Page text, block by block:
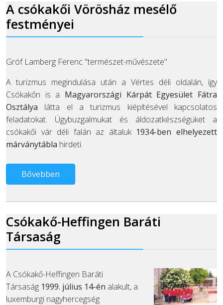
A csókakői Vörösház mesélő
festményei
Gróf Lamberg Ferenc "természet-művészete"
A turizmus megindulása után a Vértes déli oldalán, így
Csókakőn is a Magyarországi Kárpát Egyesület Fátra
Osztálya látta el a turizmus kiépítésével kapcsolatos
feladatokat. Ügybuzgalmukat és áldozatkészségüket a
csókakői vár déli falán az általuk 1934-ben elhelyezett
márványtábla hirdeti.
Bővebben
Csókakő-Heffingen Baráti
Társaság
A Csókakő-Heffingen Baráti
Társaság 1999. július 14-én alakult, a
luxemburgi nagyhercegség